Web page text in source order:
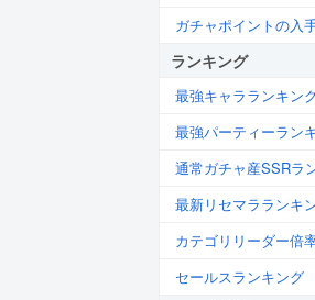
ガチャポイントの入
ランキング
最強キャラランキン
最強パーティーラン
通常ガチャ産SSRラ
最新リセマラランキ
カテゴリリーダー倍
セールスランキング